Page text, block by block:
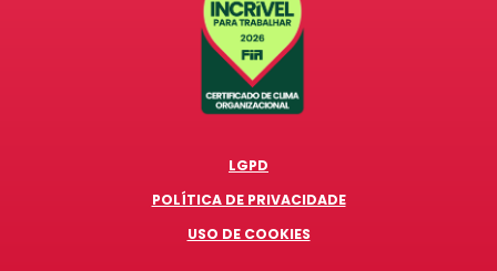
LGPD
POLÍTICA DE PRIVACIDADE
USO DE COOKIES